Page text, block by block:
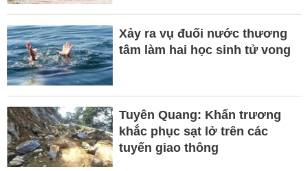
Xảy ra vụ đuối nước thương
tâm làm hai học sinh tử vong
Tuyên Quang: Khẩn trương
khắc phục sạt lở trên các
tuyến giao thông